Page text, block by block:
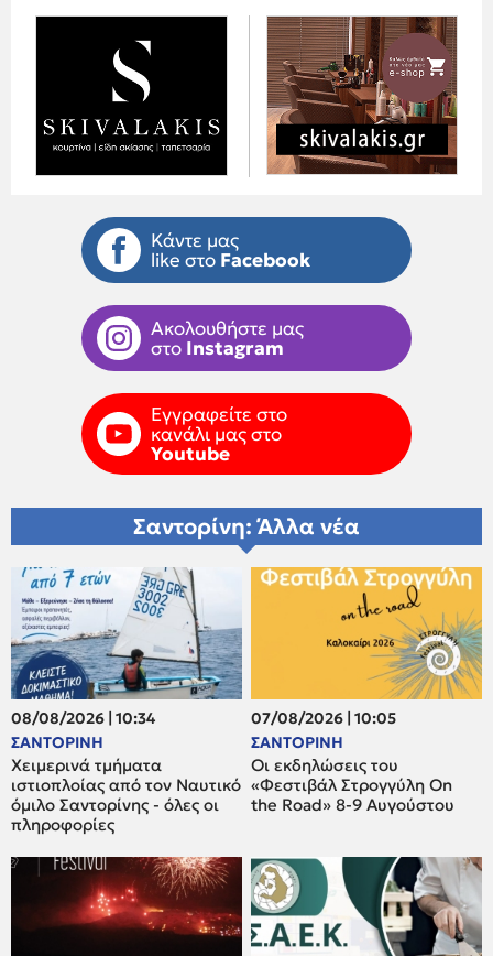
Κάντε μας
like στο Facebook
Ακολουθήστε μας
στο Instagram
Εγγραφείτε στο
κανάλι μας στο
Youtube
Σαντορίνη: Άλλα νέα
08/08/2026 | 10:34
ΣΑΝΤΟΡΙΝΗ
Χειμερινά τμήματα
ιστιοπλοίας από τον Ναυτικό
όμιλο Σαντορίνης - όλες οι
πληροφορίες
07/08/2026 | 10:05
ΣΑΝΤΟΡΙΝΗ
Οι εκδηλώσεις του
«Φεστιβάλ Στρογγύλη On
the Road» 8-9 Αυγούστου